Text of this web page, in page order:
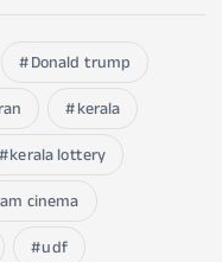
Donald trump
kerala
kerala lottery
cinema
udf